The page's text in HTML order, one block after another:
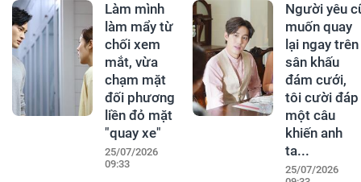
Làm mình
làm mẩy từ
chối xem
mắt, vừa
chạm mặt
đối phương
liền đỏ mặt
"quay xe"
25/07/2026
09:33
Người yêu
muốn quay
lại ngay trên
sân khấu
đám cưới,
tôi cười đáp
một câu
khiến anh
ta...
25/07/2026